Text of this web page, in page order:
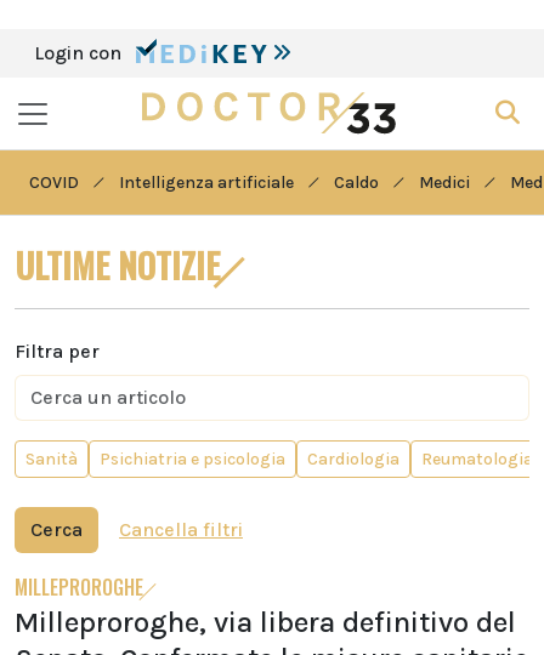
Login con
COVID Intelligenza artificiale Caldo Medici
ULTIME NOTIZIE
Filtra per
Sanità Psichiatria e psicologia Cardiologia Reumatologia
Cerca Cancella filtri
MILLEPROROGHE
Milleproroghe, via libera definitivo del